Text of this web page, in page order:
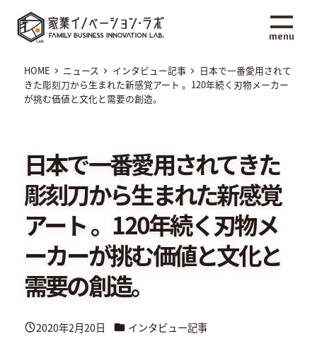
家業イノベーション・ラボ
menu
HOME ニュース インタビュー記事
日本で一番愛用されて
きた彫刻刀から生まれた新感覚アート 。120年続く刃物メーカー
が挑む価値と文化と需要の創造。
日本で一番愛用されてきた
彫刻刀から生まれた新感覚
アート 。120年続く刃物メ
ーカーが挑む価値と文化と
需要の創造。
投稿日
2020年2月20日 カテゴリー
インタビュー記事